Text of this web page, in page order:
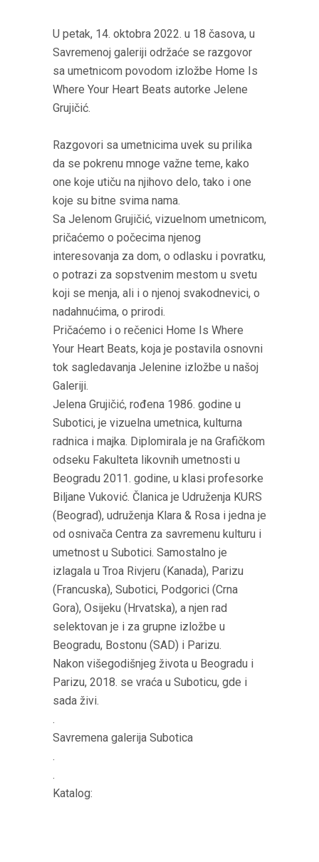
U petak, 14. oktobra 2022. u 18 časova, u
Savremenoj galeriji održaće se razgovor
sa umetnicom povodom izložbe Home Is
Where Your Heart Beats autorke Jelene
Grujičić.
Razgovori sa umetnicima uvek su prilika
da se pokrenu mnoge važne teme, kako
one koje utiču na njihovo delo, tako i one
koje su bitne svima nama.
Sa Jelenom Grujičić, vizuelnom umetnicom,
pričaćemo o počecima njenog
interesovanja za dom, o odlasku i povratku,
o potrazi za sopstvenim mestom u svetu
koji se menja, ali i o njenoj svakodnevici, o
nadahnućima, o prirodi.
Pričaćemo i o rečenici Home Is Where
Your Heart Beats, koja je postavila osnovni
tok sagledavanja Jelenine izložbe u našoj
Galeriji.
Jelena Grujičić, rođena 1986. godine u
Subotici, je vizuelna umetnica, kulturna
radnica i majka. Diplomirala je na Grafičkom
odseku Fakulteta likovnih umetnosti u
Beogradu 2011. godine, u klasi profesorke
Biljane Vuković. Članica je Udruženja KURS
(Beograd), udruženja Klara & Rosa i jedna je
od osnivača Centra za savremenu kulturu i
umetnost u Subotici. Samostalno je
izlagala u Troa Rivjeru (Kanada), Parizu
(Francuska), Subotici, Podgorici (Crna
Gora), Osijeku (Hrvatska), a njen rad
selektovan je i za grupne izložbe u
Beogradu, Bostonu (SAD) i Parizu.
Nakon višegodišnjeg života u Beogradu i
Parizu, 2018. se vraća u Suboticu, gde i
sada živi.
.
Savremena galerija Subotica
.
.
Katalog: